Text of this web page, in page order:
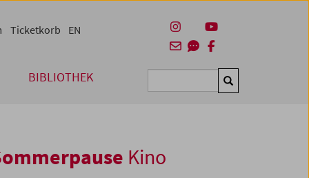
BIBLIOTHEK Suchen
Ticketkorb EN
Kino